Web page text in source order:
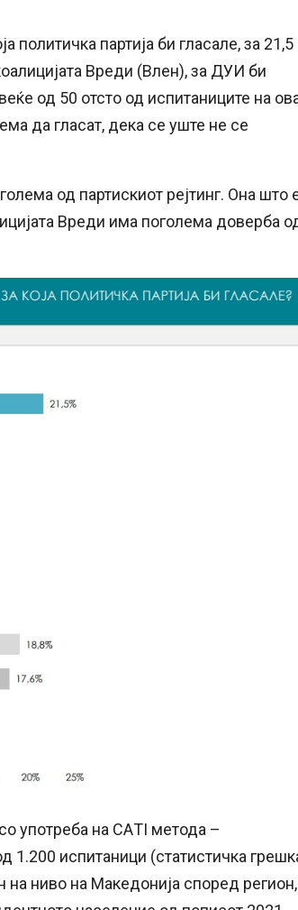
партија би гласале, за 21,5
Вреди (Влен), за ДУИ би
од 50 отсто од испитаниците на
да гласат, дека се уште не се
од партискиот рејтинг. Она што
Вреди има поголема доверба
употреба на CAТI метода –
испитаници (статистичка
на ниво на Македонија според регион,